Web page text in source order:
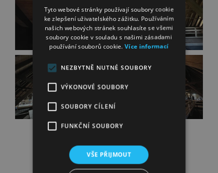
Tyto webové stránky používají soubory cookie
ke zlepšení uživatelského zážitku. Používáním
našich webových stránek souhlasíte se všemi
soubory cookie v souladu s našimi zásadami
používání souborů cookie.Více informací
NEZBYTNĚ NUTNÉ SOUBORY
VÝKONOVÉ SOUBORY
SOUBORY CÍLENÍ
FUNKČNÍ SOUBORY
VŠE PŘIJMOUT